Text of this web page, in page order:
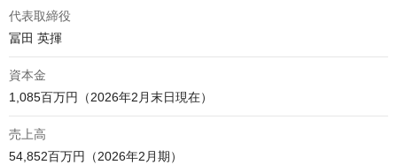
代表取締役
冨田 英揮
資本金
1,085百万円（2026年2月末日現在）
売上高
54,852百万円（2026年2月期）